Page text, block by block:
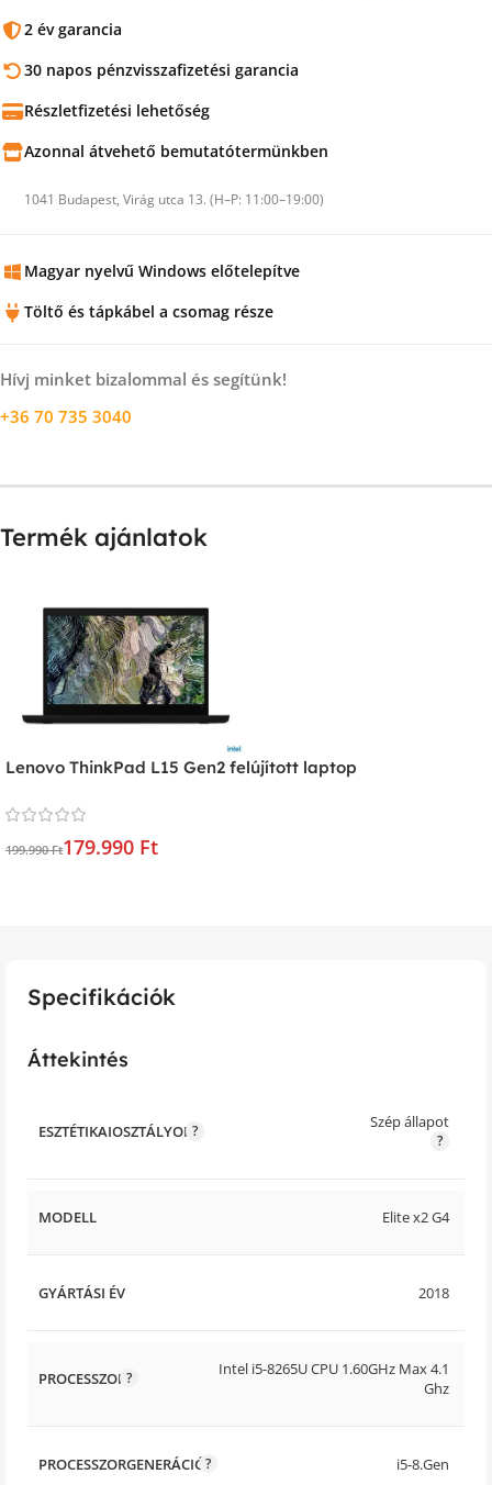
2 év garancia
30 napos pénzvisszafizetési garancia
Részletfizetési lehetőség
Azonnal átvehető bemutatótermünkben
1041 Budapest, Virág utca 13. (H–P: 11:00–19:00)
Magyar nyelvű Windows előtelepítve
Töltő és tápkábel a csomag része
Hívj minket bizalommal és segítünk!
+36 70 735 3040
Termék ajánlatok
Lenovo ThinkPad L15 Gen2 felújított laptop
199.990 Ft179.990 Ft
Specifikációk
Áttekintés
ESZTÉTIKAIOSZTÁLYOK Szép állapot
MODELL Elite x2 G4
GYÁRTÁSI ÉV 2018
PROCESSZOR
Intel i5-8265U CPU 1.60GHz Max 4.1
Ghz
PROCESSZORGENERÁCIÓ i5-8.Gen